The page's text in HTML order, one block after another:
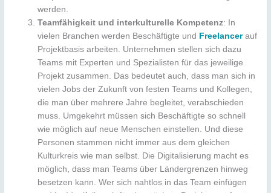
werden.
Teamfähigkeit und interkulturelle Kompetenz: In
vielen Branchen werden Beschäftigte und Freelancerauf
Projektbasis arbeiten. Unternehmen stellen sich dazu
Teams mit Experten und Spezialisten für das jeweilige
Projekt zusammen. Das bedeutet auch, dass man sich in
vielen Jobs der Zukunft von festen Teams und Kollegen,
die man über mehrere Jahre begleitet, verabschieden
muss. Umgekehrt müssen sich Beschäftigte so schnell
wie möglich auf neue Menschen einstellen. Und diese
Personen stammen nicht immer aus dem gleichen
Kulturkreis wie man selbst. Die Digitalisierung macht es
möglich, dass man Teams über Ländergrenzen hinweg
besetzen kann. Wer sich nahtlos in das Team einfügen